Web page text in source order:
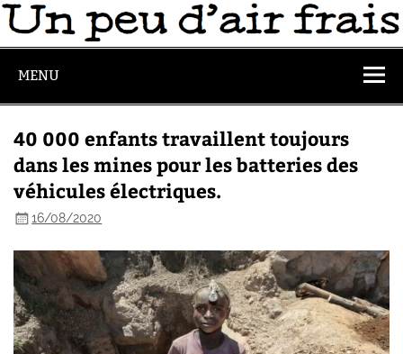
MENU
40 000 enfants travaillent toujours
dans les mines pour les batteries des
véhicules électriques.
16/08/2020